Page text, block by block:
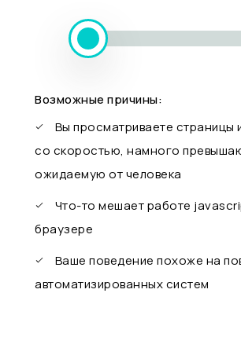
Возможные причины:
Вы просматриваете страницы
со скоростью, намного
ожидаемую от человека
Что-то мешает работе
браузере
Ваше поведение похоже на
автоматизированных систем